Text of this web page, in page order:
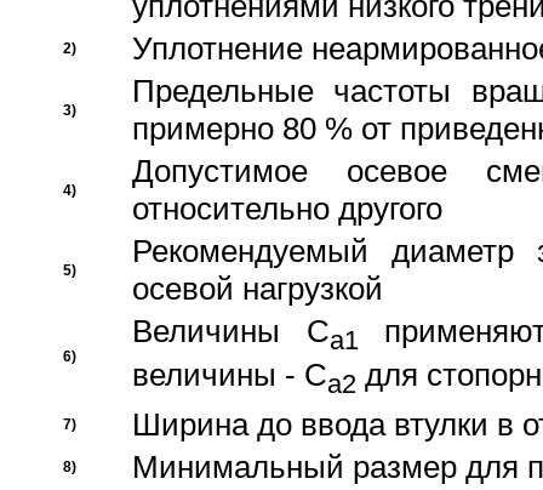
2) Уплотнение
3)
Предельные частоты
примерно 80 % от
4)
Допустимое осевое
относительно другого
5)
Рекомендуемый диаметр
осевой нагрузкой
6)
Величины Ca1
величины - Ca2 для
7) Ширина до ввода втулки в
8) Минимальный размер для